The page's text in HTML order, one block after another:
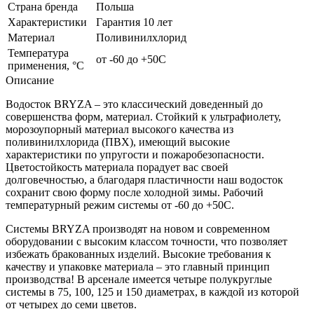
Страна бренда
Польша
Характеристики
Гарантия 10 лет
Материал
Поливинилхлорид
Температура
применения, °С
от -60 до +50С
Описание
Водосток BRYZA – это классический доведенный до
совершенства форм, материал. Стойкий к ультрафиолету,
морозоупорный материал высокого качества из
поливинилхлорида (ПВХ), имеющий высокие
характеристики по упругости и пожаробезопасности.
Цветостойкость материала порадует вас своей
долговечностью, а благодаря пластичности наш водосток
сохранит свою форму после холодной зимы. Рабочий
температурный режим системы от -60 до +50С.
Системы BRYZA производят на новом и современном
оборудовании с высоким классом точности, что позволяет
избежать бракованных изделий. Высокие требования к
качеству и упаковке материала – это главный принцип
производства! В арсенале имеется четыре полукруглые
системы в 75, 100, 125 и 150 диаметрах, в каждой из которой
от четырех до семи цветов.